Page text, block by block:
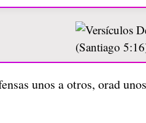
unos a otros, orad